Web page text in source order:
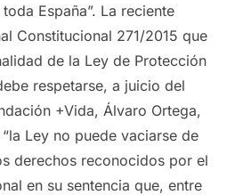
España”. La reciente
Constitucional 271/2015 que
de la Ley de Protección
respetarse, a juicio del
+Vida, Álvaro Ortega,
Ley no puede vaciarse de
derechos reconocidos por el
en su sentencia que, entre